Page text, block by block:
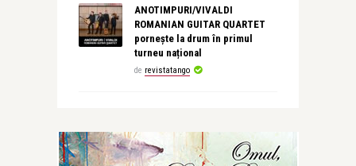
ANOTIMPURI/VIVALDI
ROMANIAN GUITAR QUARTET
pornește la drum în primul
turneu național
de revistatango